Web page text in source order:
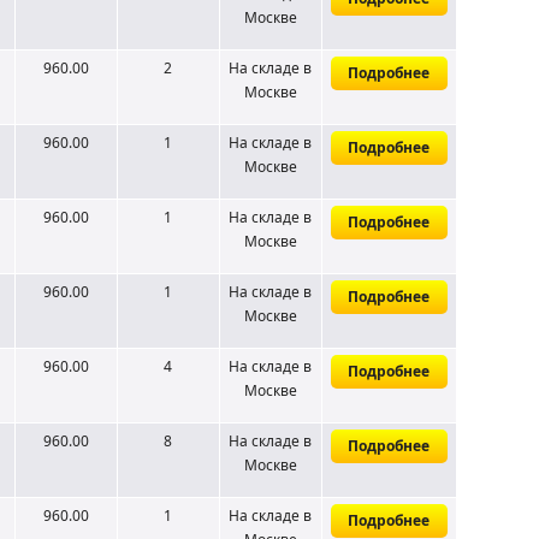
Москве
960.00 2 На складе в
Москве
Подробнее
960.00 1 На складе в
Москве
Подробнее
960.00 1 На складе в
Москве
Подробнее
960.00 1 На складе в
Москве
Подробнее
960.00 4 На складе в
Москве
Подробнее
960.00 8 На складе в
Москве
Подробнее
960.00 1 На складе в
Подробнее